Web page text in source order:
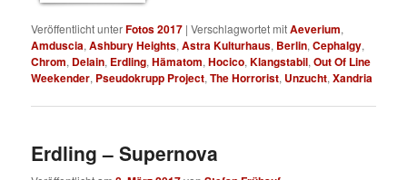
Veröffentlicht unterFotos 2017 |Verschlagwortet mitAeverium,
Amduscia,Ashbury Heights,Astra Kulturhaus, Berlin,Cephalgy,
Chrom, Delain, Erdling,Hämatom,Hocico,Klangstabil,Out Of Line
Weekender, Pseudokrupp Project,The Horrorist, Unzucht,Xandria
Erdling – Supernova